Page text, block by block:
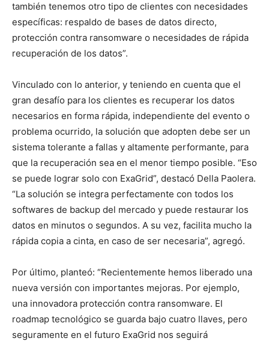
también tenemos otro tipo de clientes con necesidades
específicas: respaldo de bases de datos directo,
protección contra ransomware o necesidades de rápida
recuperación de los datos”.
Vinculado con lo anterior, y teniendo en cuenta que el
gran desafío para los clientes es recuperar los datos
necesarios en forma rápida, independiente del evento o
problema ocurrido, la solución que adopten debe ser un
sistema tolerante a fallas y altamente performante, para
que la recuperación sea en el menor tiempo posible. “Eso
se puede lograr solo con ExaGrid”, destacó Della Paolera.
“La solución se integra perfectamente con todos los
softwares de backup del mercado y puede restaurar los
datos en minutos o segundos. A su vez, facilita mucho la
rápida copia a cinta, en caso de ser necesaria”, agregó.
Por último, planteó: “Recientemente hemos liberado una
nueva versión con importantes mejoras. Por ejemplo,
una innovadora protección contra ransomware. El
roadmap tecnológico se guarda bajo cuatro llaves, pero
seguramente en el futuro ExaGrid nos seguirá